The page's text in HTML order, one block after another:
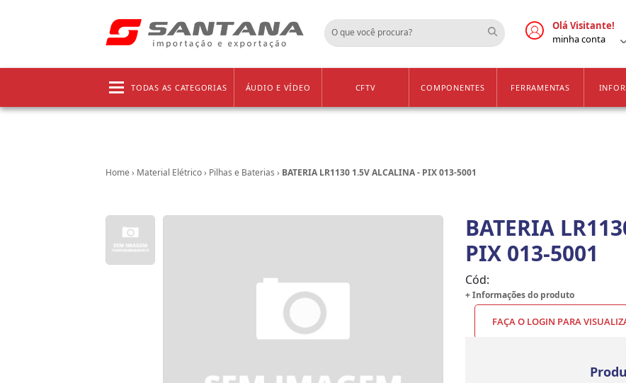
Olá Visitante!
minha conta
TODAS AS CATEGORIAS ÁUDIO E VÍDEO CFTV COMPONENTES FERRAMENTAS
Home › Material Elétrico› Pilhas e Baterias › BATERIA LR1130 1.5V ALCALINA - PIX 013-5001
BATERIA
PIX 013-5001
Cód:
+ Informações do produto
FAÇA O LOGIN PARA